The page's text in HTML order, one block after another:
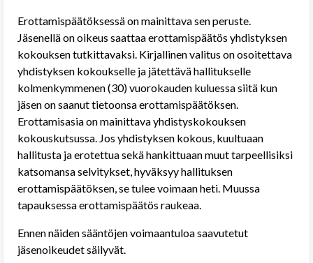
Erottamispäätöksessä on mainittava sen peruste.
Jäsenellä on oikeus saattaa erottamispäätös yhdistyksen
kokouksen tutkittavaksi. Kirjallinen valitus on osoitettava
yhdistyksen kokoukselle ja jätettävä hallitukselle
kolmenkymmenen (30) vuorokauden kuluessa siitä kun
jäsen on saanut tietoonsa erottamispäätöksen.
Erottamisasia on mainittava yhdistyskokouksen
kokouskutsussa. Jos yhdistyksen kokous, kuultuaan
hallitusta ja erotettua sekä hankittuaan muut tarpeellisiksi
katsomansa selvitykset, hyväksyy hallituksen
erottamispäätöksen, se tulee voimaan heti. Muussa
tapauksessa erottamispäätös raukeaa.
Ennen näiden sääntöjen voimaantuloa saavutetut
jäsenoikeudet säilyvät.